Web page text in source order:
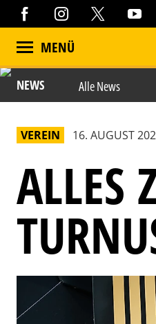
MENÜ
NEWS Alle News
VEREIN 16. AUGUST
ALLES